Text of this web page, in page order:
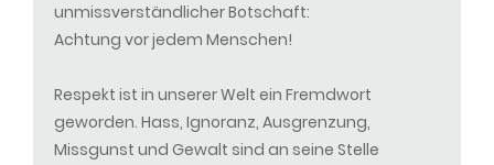
unmissverständlicher Botschaft:
Achtung vor jedem Menschen!
Respekt ist in unserer Welt ein Fremdwort
geworden. Hass, Ignoranz, Ausgrenzung,
Missgunst und Gewalt sind an seine Stelle